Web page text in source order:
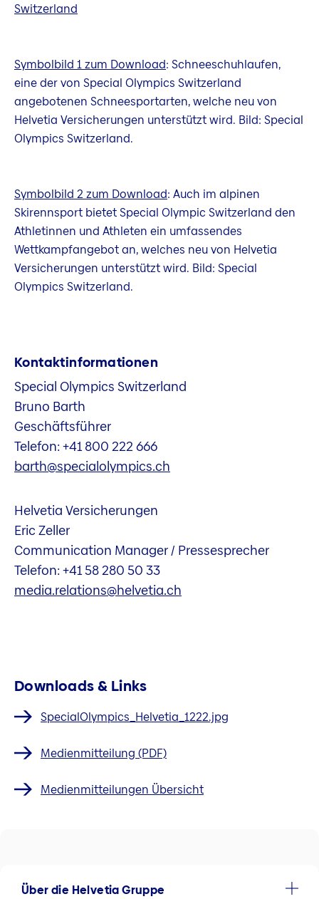
Switzerland
Symbolbild 1 zum Download: Schneeschuhlaufen,
eine der von Special Olympics Switzerland
angebotenen Schneesportarten, welche neu von
Helvetia Versicherungen unterstützt wird. Bild: Special
Olympics Switzerland.
Symbolbild 2 zum Download: Auch im alpinen
Skirennsport bietet Special Olympic Switzerland den
Athletinnen und Athleten ein umfassendes
Wettkampfangebot an, welches neu von Helvetia
Versicherungen unterstützt wird. Bild: Special
Olympics Switzerland.
Kontaktinformationen
Special Olympics Switzerland
Bruno Barth
Geschäftsführer
Telefon: +41 800 222 666
barth@specialolympics.ch
Helvetia Versicherungen
Eric Zeller
Communication Manager / Pressesprecher
Telefon: +41 58 280 50 33
media.relations@helvetia.ch
Downloads & Links
SpecialOlympics_Helvetia_1222.jpg
Medienmitteilung (PDF)
Medienmitteilungen Übersicht
Über die Helvetia Gruppe